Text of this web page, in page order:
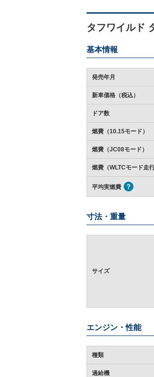
タフワイルド
基本情報
発売年月
新車価格（税込）
ドア数
燃費（10.15モード）
燃費（JC08モード）
燃費（WLTCモード走行
平均実燃費
寸法・重量
サイズ
エンジン・性能
種類
過給機